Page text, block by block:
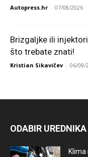
Autopress.hr - 07/08/2026
Brizgaljke ili
što trebate znati!
Kristian Sikavičev - 06/08/
ODABIR UREDNIKA